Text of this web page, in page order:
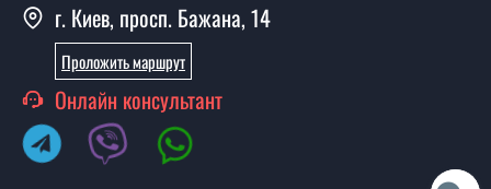
уличных дверей?
От 5200 грн.
Нужны уличные двери эконом
класса, что посоветуете?
Каждый наш совет индивидуальный, в том числе и по
г. Киев, просп. Бажана, 14
Проложить маршрут
Онлайн консультант